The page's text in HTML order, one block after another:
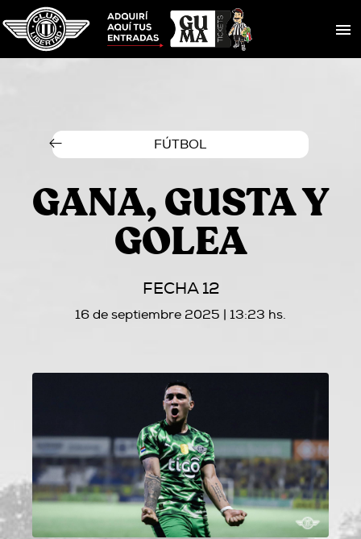
FÚTBOL
GANA, GUSTA Y
GOLEA
FECHA 12
16 de septiembre 2025 | 13:23 hs.